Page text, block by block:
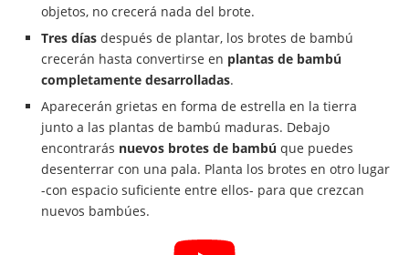
objetos, no crecerá nada del brote.
Tres días después de plantar, los brotes de bambú
crecerán hasta convertirse en plantas de bambú
completamente desarrolladas.
Aparecerán grietas en forma de estrella en la tierra
junto a las plantas de bambú maduras. Debajo
encontrarás nuevos brotes de bambú que puedes
desenterrar con una pala. Planta los brotes en otro lugar
-con espacio suficiente entre ellos- para que crezcan
nuevos bambúes.